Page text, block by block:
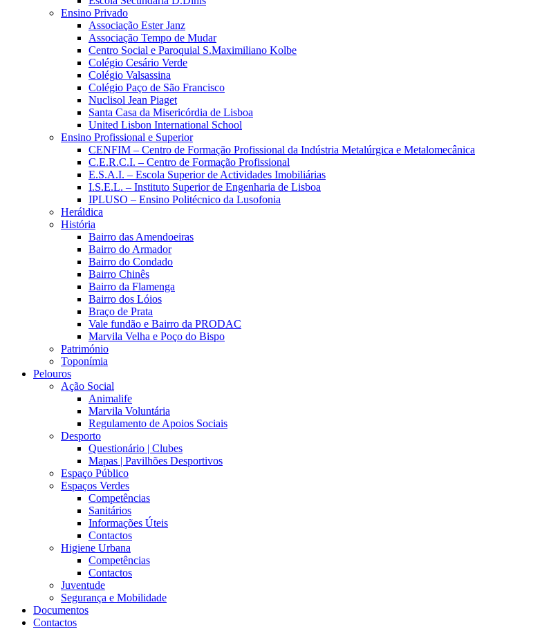
Ensino Privado
Associação Ester Janz
Associação Tempo de Mudar
Centro Social e Paroquial S.Maximiliano Kolbe
Colégio Cesário Verde
Colégio Valsassina
Colégio Paço de São Francisco
Nuclisol Jean Piaget
Santa Casa da Misericórdia de Lisboa
United Lisbon International School
Ensino Profissional e Superior
CENFIM – Centro de Formação Profissional da Indústria Metalúrgica e Metalomecânica
C.E.R.C.I. – Centro de Formação Profissional
E.S.A.I. – Escola Superior de Actividades Imobiliárias
I.S.E.L. – Instituto Superior de Engenharia de Lisboa
IPLUSO – Ensino Politécnico da Lusofonia
Heráldica
História
Bairro das Amendoeiras
Bairro do Armador
Bairro do Condado
Bairro Chinês
Bairro da Flamenga
Bairro dos Lóios
Braço de Prata
Vale fundão e Bairro da PRODAC
Marvila Velha e Poço do Bispo
Património
Toponímia
Pelouros
Ação Social
Animalife
Marvila Voluntária
Regulamento de Apoios Sociais
Desporto
Questionário | Clubes
Mapas | Pavilhões Desportivos
Espaço Público
Espaços Verdes
Competências
Sanitários
Informações Úteis
Contactos
Higiene Urbana
Competências
Contactos
Juventude
Segurança e Mobilidade
Documentos
Contactos